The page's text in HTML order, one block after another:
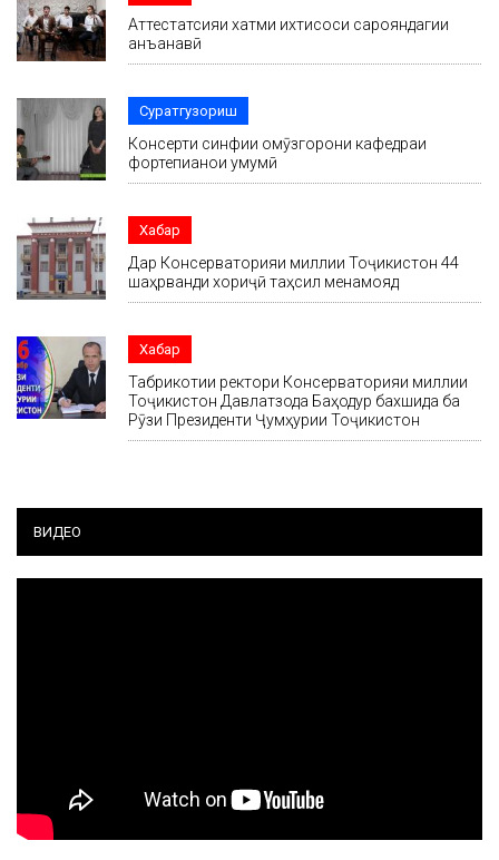
Аттестатсияи хатми ихтисоси сарояндагии
анъанавӣ
Суратгузориш
Консерти синфии омӯзгорони кафедраи
фортепианои умумӣ
Хабар
Дар Консерваторияи миллии Тоҷикистон 44
шаҳрванди хориҷӣ таҳсил менамояд
Хабар
Табрикотии ректори Консерваторияи миллии
Тоҷикистон Давлатзода Баҳодур бахшида ба
Рӯзи Президенти Ҷумҳурии Тоҷикистон
ВИДЕО